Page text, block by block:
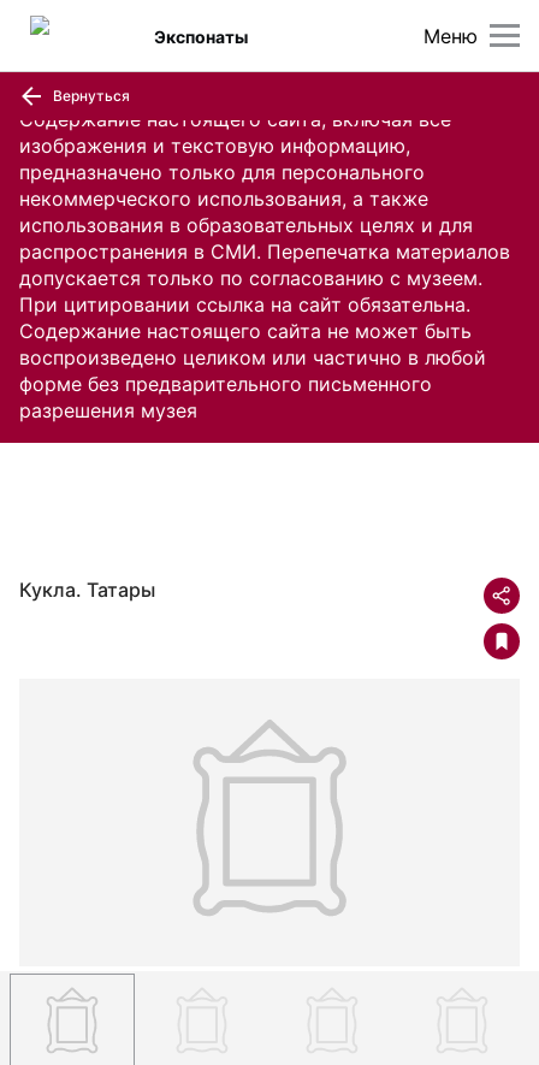
Содержание настоящего сайта, включая все
изображения и текстовую информацию,
предназначено только для персонального
некоммерческого использования, а также
использования в образовательных целях и для
распространения в СМИ. Перепечатка материалов
допускается только по согласованию с музеем.
При цитировании ссылка на сайт обязательна.
Содержание настоящего сайта не может быть
воспроизведено целиком или частично в любой
форме без предварительного письменного
разрешения музея
Меню
Экспонаты
Вернуться
Кукла. Татары